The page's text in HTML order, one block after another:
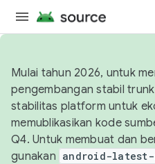
Mulai tahun 2026, untuk
pengembangan stabil
stabilitas platform untuk
memublikasikan kode
Q4. Untuk membuat dan
gunakan android-latest-